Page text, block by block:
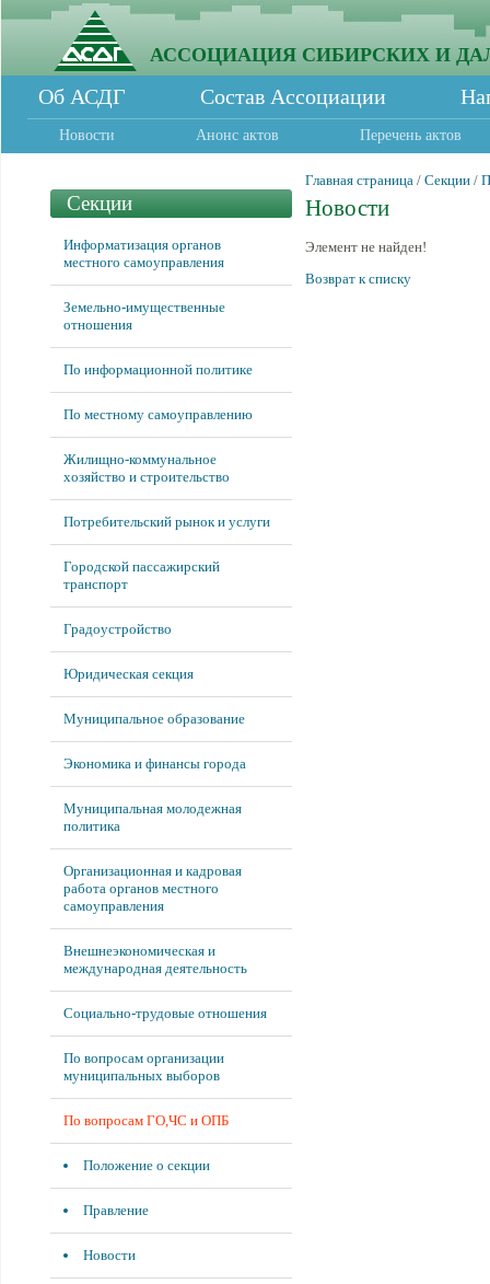
АССОЦИАЦИЯ СИБИРСКИХ И
Об АСДГ Состав Ассоциации
Новости Анонс актов Перечень актов
Секции
Информатизация органов
местного самоуправления
Земельно-имущественные
отношения
По информационной политике
По местному самоуправлению
Жилищно-коммунальное
хозяйство и строительство
Потребительский рынок и услуги
Городской пассажирский
транспорт
Градоустройство
Юридическая секция
Муниципальное образование
Экономика и финансы города
Муниципальная молодежная
политика
Организационная и кадровая
работа органов местного
самоуправления
Внешнеэкономическая и
международная деятельность
Социально-трудовые отношения
По вопросам организации
муниципальных выборов
По вопросам ГО,ЧС и ОПБ
Положение о секции
Правление
Новости
Главная страница / Секции /
Новости
Элемент не найден!
Возврат к списку